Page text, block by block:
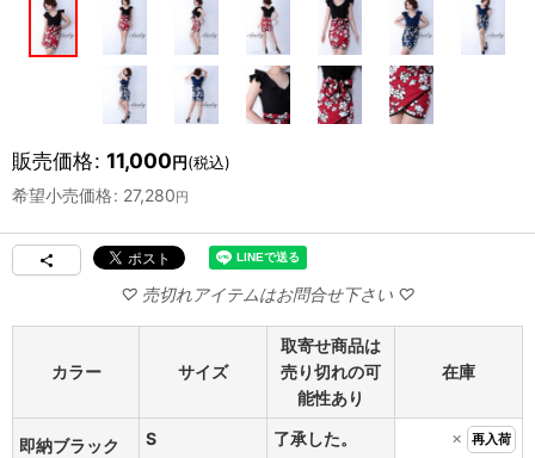
販売価格: 11,000円(税込)
希望小売価格: 27,280 円
カラー サイズ
取寄せ商品は
売り切れの可
能性あり
在庫
即納ブラック
S 了承した。 × 再入荷